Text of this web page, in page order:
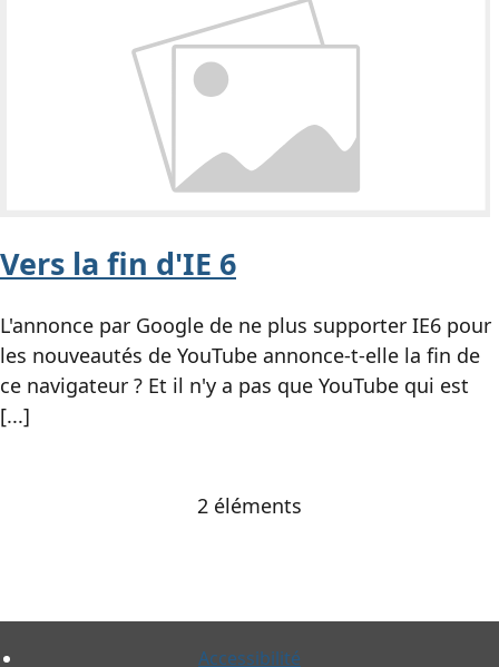
Vers la fin d'IE 6
L'annonce par Google de ne plus supporter IE6 pour
les nouveautés de YouTube annonce-t-elle la fin de
ce navigateur ? Et il n'y a pas que YouTube qui est
[...]
2 éléments
Accessibilité